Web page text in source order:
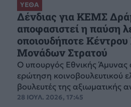
ΥΕΘΑ
Δένδιας για ΚΕΜΣ
αποφασιστεί η παύση
οποιουδήποτε
Μονάδων Στρατού
Ο υπουργός Εθνικής
ερώτηση κοινοβουλευτικού
βουλευτές της αξιωματικής
28 ΙΟΥΛ. 2026, 17:45